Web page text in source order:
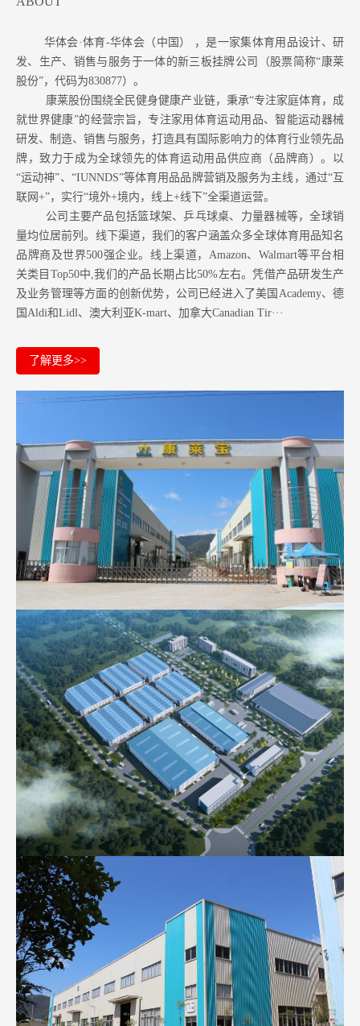
华体会·体育-华体会（中国） ，是一家集体育用品设计、研
发、生产、销售与服务于一体的新三板挂牌公司（股票简称“康莱
股份”，代码为830877）。
康莱股份围绕全民健身健康产业链，秉承“专注家庭体育，成
就世界健康”的经营宗旨，专注家用体育运动用品、智能运动器械
研发、制造、销售与服务，打造具有国际影响力的体育行业领先品
牌，致力于成为全球领先的体育运动用品供应商（品牌商）。以
“运动神”、“IUNNDS”等体育用品品牌营销及服务为主线，通过“互
联网+”，实行“境外+境内，线上+线下”全渠道运营。
公司主要产品包括篮球架、乒乓球桌、力量器械等，全球销
量均位居前列。 线下渠道，我们的客户涵盖众多全球体育用品知名
品牌商及世界500强企业。 线上渠道，Amazon、Walmart等平台相
关类目Top50中,我们的产品长期占比50%左右。凭借产品研发生产
及业务管理等方面的创新优势，公司已经进入了美国Academy、德
国Aldi和Lidl、澳大利亚K-mart、加拿大Canadian Tir···
了解更多>>